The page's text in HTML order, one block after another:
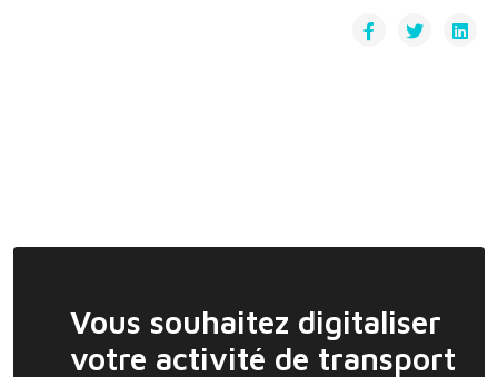
Vous souhaitez digitaliser
votre activité de transport